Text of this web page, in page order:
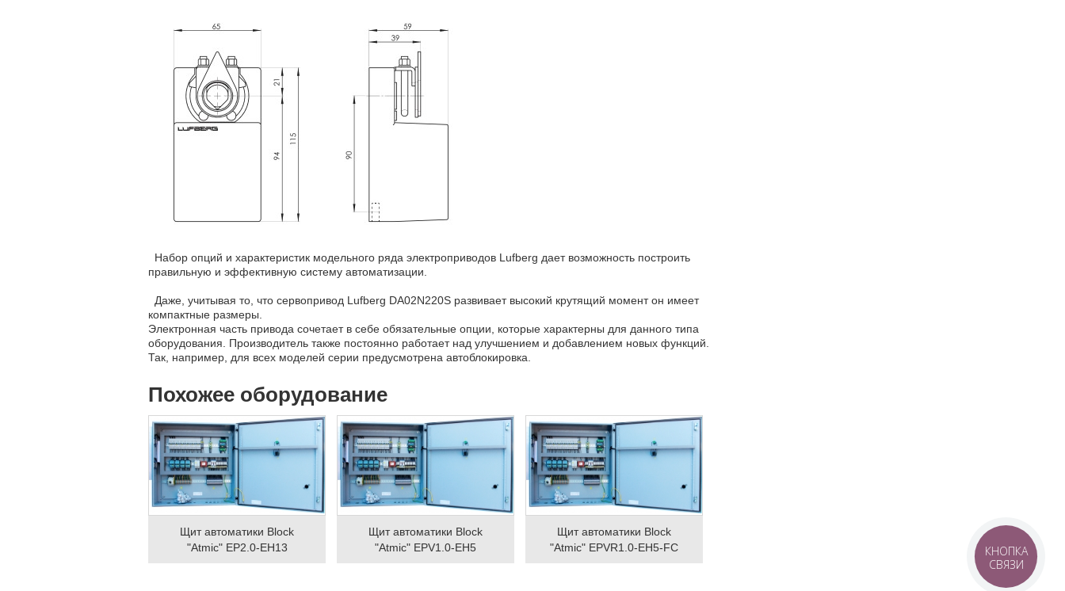
Набор опций и характеристик модельного ряда электроприводов Lufberg дает возможность построить
правильную и эффективную систему автоматизации.
Даже, учитывая то, что сервопривод Lufberg DA02N220S развивает высокий крутящий момент он имеет
компактные размеры.
Электронная часть привода сочетает в себе обязательные опции, которые характерны для данного типа
оборудования. Производитель также постоянно работает над улучшением и добавлением новых функций.
Так, например, для всех моделей серии предусмотрена автоблокировка.
Похожее оборудование
Щит автоматики Block
"Atmic" EP2.0-EH13
Щит автоматики Block
"Atmic" EPV1.0-EH5
Щит автоматики Block
"Atmic" EPVR1.0-EH5-FC
КНОПКА
СВЯЗИ